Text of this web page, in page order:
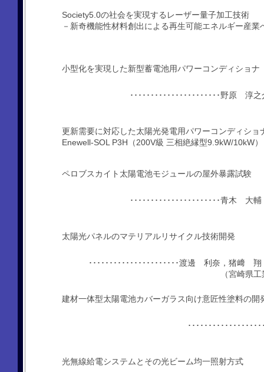
Society5.0の社会を実現するレーザー量子加工技術
－新奇機能性材料創出による再生可能エネルギー産業
小型化を実現した新型蓄電池用パワーコンディショナ
･･････････････････････野原
更新需要に対応した太陽光発電用パワーコンディショ
Enewell-SOL P3H（200V級 三相絶縁型9.9kW/10kW）
ペロブスカイト太陽電池モジュールの屋外暴露試験
･･････････････････････青木
太陽光パネルのマテリアルリサイクル技術開発
･･････････････････････渡邊 利奈，猪
（宮崎県
建材一体型太陽電池カバーガラス向け意匠性塗料の開
･･･････････････
光無線給電システムとその光ビーム均一照射方式